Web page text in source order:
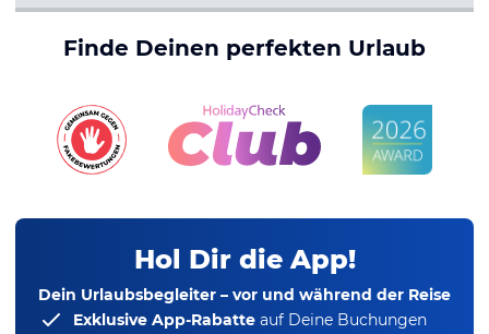
Finde Deinen perfekten Urlaub
Hol Dir die App!
Dein Urlaubsbegleiter – vor und während der Reise
Exklusive App-Rabatte auf Deine Buchungen